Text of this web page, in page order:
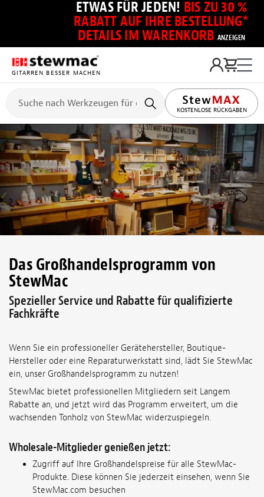
ETWAS FÜR JEDEN! BIS ZU 30 %
RABATT AUF IHRE BESTELLUNG*
DETAILS IM WARENKORB ANZEIGEN
GITARREN BESSER MACHEN
KOSTENLOSE RÜCKGABEN
Das Großhandelsprogramm von
StewMac
Spezieller Service und Rabatte für qualifizierte
Fachkräfte
Wenn Sie ein professioneller Gerätehersteller, Boutique-
Hersteller oder eine Reparaturwerkstatt sind, lädt Sie StewMac
ein, unser Großhandelsprogramm zu nutzen!
StewMac bietet professionellen Mitgliedern seit Langem
Rabatte an, und jetzt wird das Programm erweitert, um die
wachsenden Tonholz von StewMac widerzuspiegeln.
Wholesale-Mitglieder genießen jetzt:
Zugriff auf Ihre Großhandelspreise für alle StewMac-
Produkte. Diese können Sie jederzeit einsehen, wenn Sie
StewMac.com besuchen